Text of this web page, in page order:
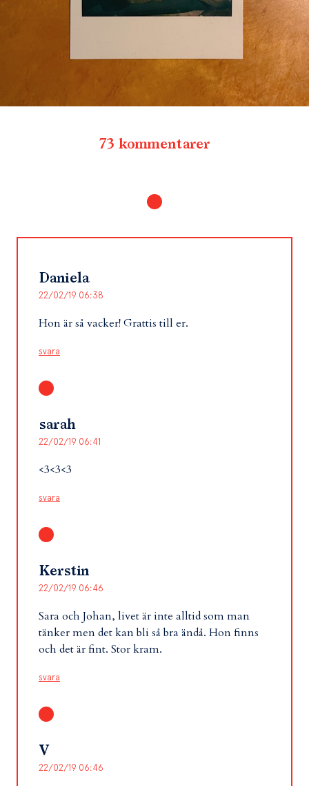
73 kommentarer
Daniela
22/02/19 06:38
Hon är så vacker! Grattis till er.
svara
sarah
22/02/19 06:41
<3<3<3
svara
Kerstin
22/02/19 06:46
Sara och Johan, livet är inte alltid som man
tänker men det kan bli så bra ändå. Hon finns
och det är fint. Stor kram.
svara
V
22/02/19 06:46